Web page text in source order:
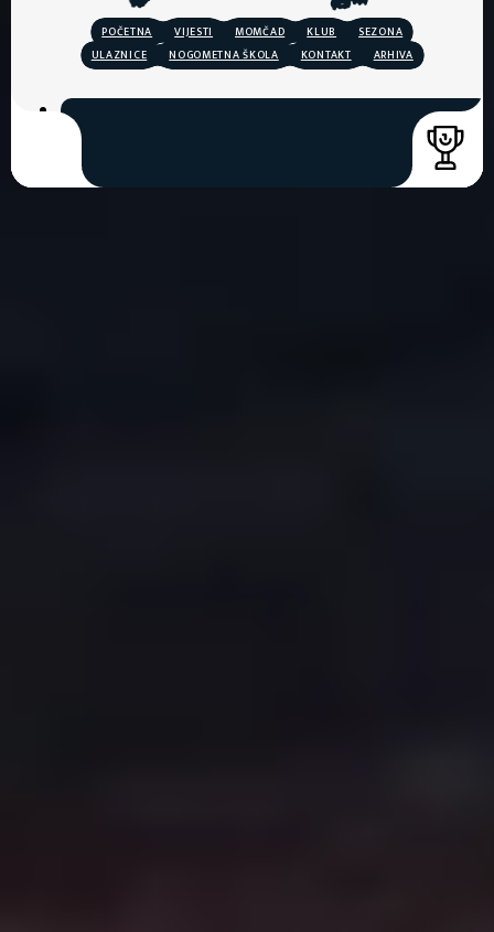
POČETNA VIJESTI MOMČAD KLUB
SEZONA
ULAZNICE
NOGOMETNA ŠKOLA KONTAKT ARHIVA